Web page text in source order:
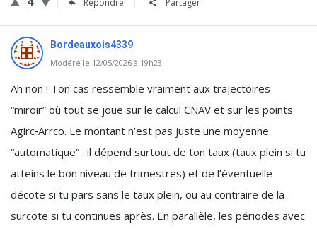
Répondre Partager
Bordeauxois4339
Modéré le 12/05/2026 à 19h23
Ah non ! Ton cas ressemble vraiment aux trajectoires
“miroir” où tout se joue sur le calcul CNAV et sur les points
Agirc‑Arrco. Le montant n’est pas juste une moyenne
“automatique” : il dépend surtout de ton taux (taux plein si tu
atteins le bon niveau de trimestres) et de l’éventuelle
décote si tu pars sans le taux plein, ou au contraire de la
surcote si tu continues après. En parallèle, les périodes avec